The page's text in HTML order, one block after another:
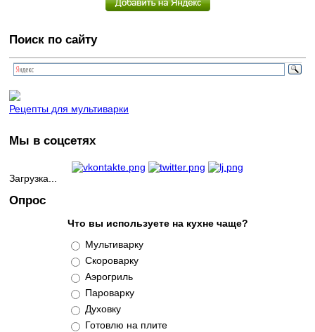
Поиск по сайту
Рецепты для мультиварки
Мы в соцсетях
Загрузка...
Опрос
Что вы используете на кухне чаще?
Варианты
Мультиварку
Скороварку
Аэрогриль
Пароварку
Духовку
Готовлю на плите